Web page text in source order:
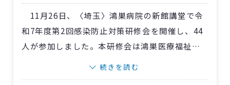
11月26日、〈埼玉〉鴻巣病院の新館講堂で令
和7年度第2回感染防止対策研修会を開催し、44
人が参加しました。本研修会は鴻巣医療福祉セ
ンター感染防止対策委員会が主催し、清潔で衛
続きを読む